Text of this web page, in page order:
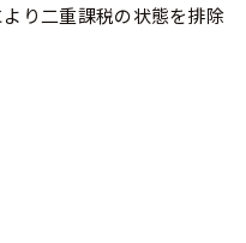
り二重課税の状態を排除